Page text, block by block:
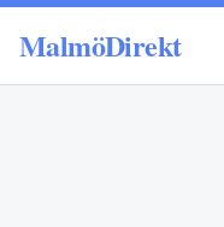
MalmöDirekt